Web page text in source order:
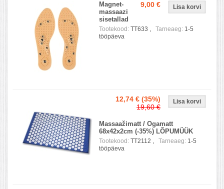
9,00 €
Magnet-
massaazi
sisetallad
Tootekood: TT633 , Tarneaeg: 1-5
tööpäeva
12,74 € (35%)
19,60 €
Massaažimatt / Ogamatt
68x42x2cm (-35%) LÕPUMÜÜK
Tootekood: TT2112 , Tarneaeg: 1-5
tööpäeva